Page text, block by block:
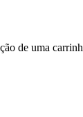
de uma